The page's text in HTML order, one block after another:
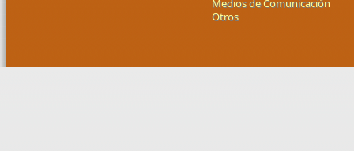
Medios de Comunicación
Otros